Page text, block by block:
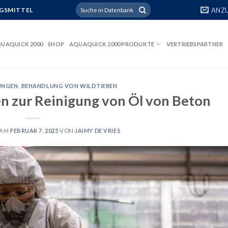
Suchen
nach:
2000 SHOP AQUAQUICK 2000 PRODUKTE VERTRIEBSPARTNER
BEHANDLUNG VON WILDTIEREN
zur Reinigung von Öl von Beton
FEBRUAR 7, 2025 VON JAIMY DE VRIES